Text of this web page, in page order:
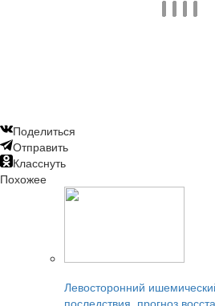
Поделиться
Отправить
Класснуть
Похожее
Левосторонний
последствия, прогноз